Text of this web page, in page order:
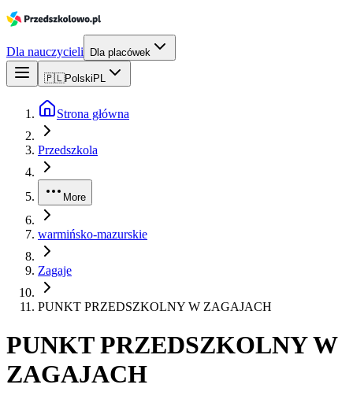
Dla nauczycieli Dla placówek
🇵🇱Polski PL
Strona główna
Przedszkola
More
warmińsko-mazurskie
Zagaje
PUNKT PRZEDSZKOLNY W ZAGAJACH
PUNKT PRZEDSZKOLNY W
ZAGAJACH